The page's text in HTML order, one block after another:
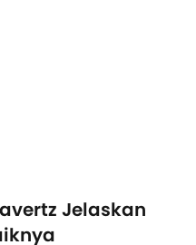
Jelaskan